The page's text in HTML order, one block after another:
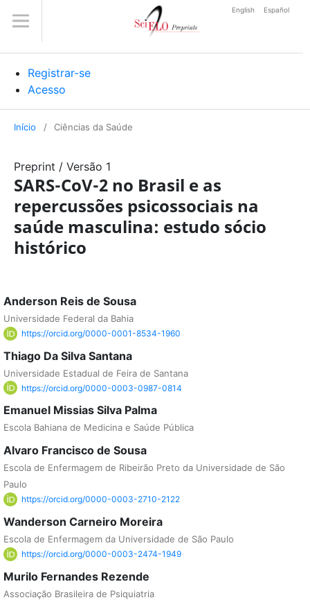
Registrar-se
Acesso
English Español
Início / Ciências da Saúde
Preprint / Versão 1
SARS-CoV-2 no Brasil e as
repercussões psicossociais na
saúde masculina: estudo sócio
histórico
Anderson Reis de Sousa
Universidade Federal da Bahia
https://orcid.org/0000-0001-8534-1960
Thiago Da Silva Santana
Universidade Estadual de Feira de Santana
https://orcid.org/0000-0003-0987-0814
Emanuel Missias Silva Palma
Escola Bahiana de Medicina e Saúde Pública
Alvaro Francisco de Sousa
Escola de Enfermagem de Ribeirão Preto da Universidade de São
Paulo
https://orcid.org/0000-0003-2710-2122
Wanderson Carneiro Moreira
Escola de Enfermagem da Universidade de São Paulo
https://orcid.org/0000-0003-2474-1949
Murilo Fernandes Rezende
Associação Brasileira de Psiquiatria